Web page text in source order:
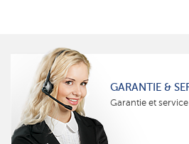
GARANTIE &
Garantie et service